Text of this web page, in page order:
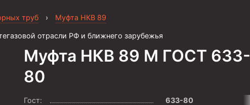
отрасли РФ и ближнего зарубежья
труб › Муфта НКВ 89
Муфта НКВ 89 М ГОСТ 633-
80
Гост:
633-80